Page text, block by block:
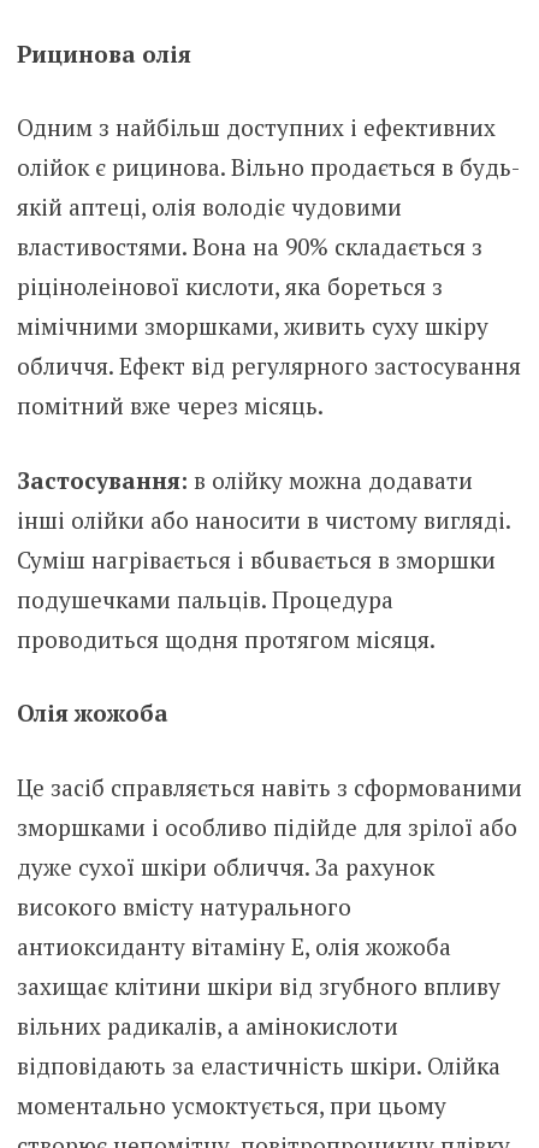
Рицинова олія
Одним з найбільш доступних і ефективних
олійок є рицинова. Вільно продається в будь-
якій аптеці, олія володіє чудовими
властивостями. Вона на 90% складається з
ріцінолеінової кислоти, яка бореться з
мімічними зморшками, живить суху шкіру
обличчя. Ефект від регулярного застосування
помітний вже через місяць.
Застосування: в олійку можна додавати
інші олійки або наносити в чистому вигляді.
Суміш нагрівається і вбuвaється в зморшки
подушечками пальців. Процедура
проводиться щодня протягом місяця.
Олія жожоба
Це засіб справляється навіть з сформованими
зморшками і особливо підійде для зрілої або
дуже сухої шкіри обличчя. За рахунок
високого вмісту натурального
антиоксиданту вітаміну Е, олія жожоба
захищає клітини шкіри від згyбного впливу
вільних радикалів, а амінокислоти
відповідають за еластичність шкіри. Олійка
моментально усмоктується, при цьому